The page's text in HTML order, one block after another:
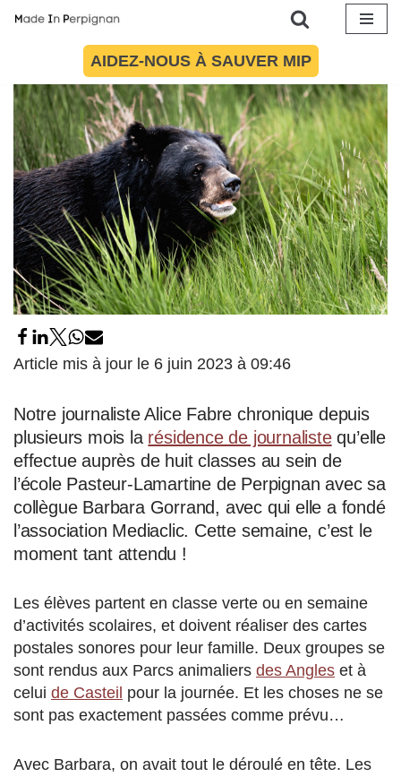
contenu
AIDEZ-NOUS À SAUVER MIP
26 mai 2023
Article mis à jour le 6 juin 2023 à 09:46
Notre journaliste Alice Fabre chronique depuis
plusieurs mois la résidence de journalistequ’elle
effectue auprès de huit classes au sein de
l’école Pasteur-Lamartine de Perpignan avec sa
collègue Barbara Gorrand, avec qui elle a fondé
l’association Mediaclic. Cette semaine, c’est le
moment tant attendu !
Les élèves partent en classe verte ou en semaine
d’activités scolaires, et doivent réaliser des cartes
postales sonores pour leur famille. Deux groupes se
sont rendus aux Parcs animaliers des Angles et à
celui de Casteil pour la journée. Et les choses ne se
sont pas exactement passées comme prévu…
Avec Barbara, on avait tout le déroulé en tête. Les